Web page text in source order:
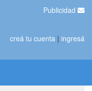
Publicidad
creá tu cuenta | ingresá